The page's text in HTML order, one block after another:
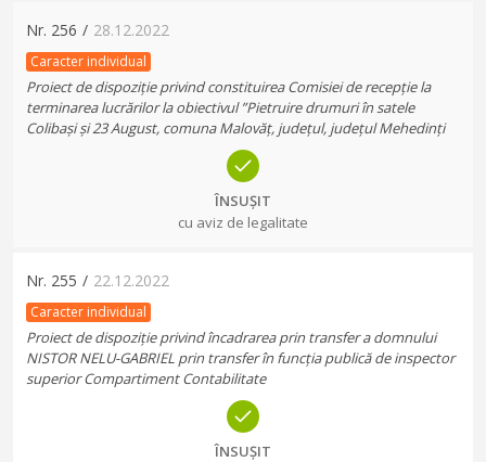
Nr. 256 / 28.12.2022
Caracter individual
Proiect de dispoziție privind constituirea Comisiei de recepție la
terminarea lucrărilor la obiectivul ”Pietruire drumuri în satele
Colibași și 23 August, comuna Malovăț, județul, județul Mehedinți
ÎNSUȘIT
cu aviz de legalitate
Nr. 255 / 22.12.2022
Caracter individual
Proiect de dispoziție privind încadrarea prin transfer a domnului
NISTOR NELU-GABRIEL prin transfer în funcția publică de inspector
superior Compartiment Contabilitate
ÎNSUȘIT